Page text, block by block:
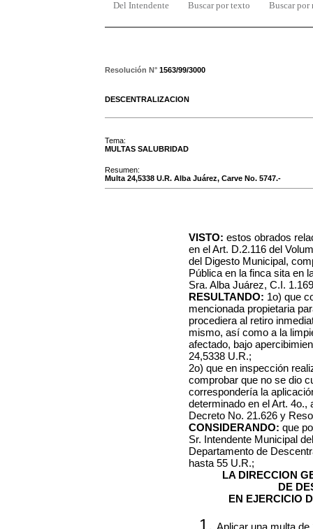
Del Intendente Buscar por texto Buscar por
Resolución N° 1563/99/3000
DESCENTRALIZACION
Tema:
MULTAS SALUBRIDAD
Resumen:
Multa 24,5338 U.R. Alba Juárez, Carve No. 5747.-
VISTO: estos obrados
en el Art. D.2.116 del
del Digesto Municipal,
Pública en la finca sita en
Sra. Alba Juárez, C.I.
RESULTANDO: 1o) que
mencionada propietaria
procediera al retiro
mismo, así como a la
afectado, bajo
24,5338 U.R.;
2o) que en inspección
comprobar que no se dio
correspondería la
determinado en el Art. 4o.,
Decreto No. 21.626 y
CONSIDERANDO: que
Sr. Intendente Municipal
Departamento de
hasta 55 U.R.;
LA DIRECCION
DE
EN EJERCICIO
Aplicar una multa